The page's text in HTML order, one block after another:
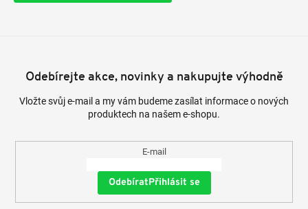
Odebírejte akce, novinky a nakupujte výhodně
Vložte svůj e-mail a my vám budeme zasílat informace o nových
produktech na našem e-shopu.
E-mail
Přihlásit se